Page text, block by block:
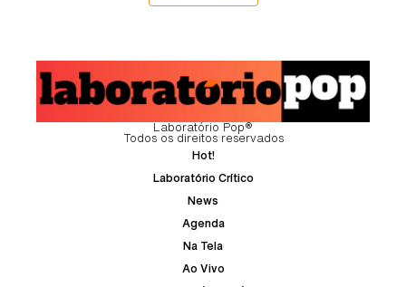
Laboratório Pop®
Todos os direitos reservados
Hot!
Laboratório Crítico
News
Agenda
Na Tela
Ao Vivo